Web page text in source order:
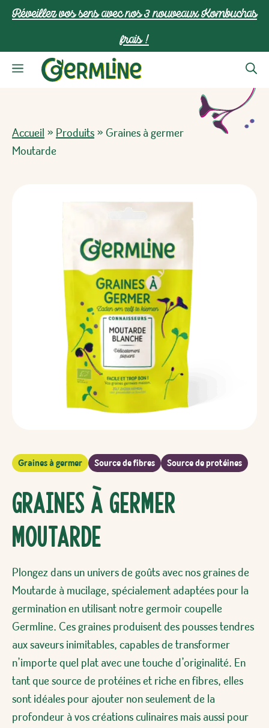
AllerRéveillez vos sens avec nos 3 nouveaux Kombuchas
frais !
Menu
Accueil » Produits » Graines à germer
Moutarde
Graines à germer Source de fibres Source de protéines
Graines à germer
Moutarde
Plongez dans un univers de goûts avec nos graines de
Moutarde à mucilage, spécialement adaptées pour la
germination en utilisant notre germoir coupelle
Germline. Ces graines produisent des pousses tendres
aux saveurs inimitables, capables de transformer
n’importe quel plat avec une touche d’originalité. En
tant que source de protéines et riche en fibres, elles
sont idéales pour ajouter non seulement de la
profondeur à vos créations culinaires mais aussi pour